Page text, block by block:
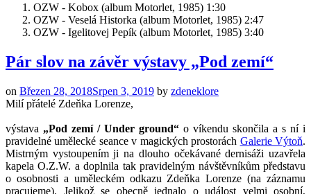
OZW - Kobox (album Motorlet, 1985) 1:30
OZW - Veselá Historka (album Motorlet, 1985) 2:47
OZW - Igelitovej Pepík (album Motorlet, 1985) 3:40
Pár slov na závěr výstavy „Pod zemí“
on Březen 28, 2018Srpen 3, 2019 by zdeneklore
Milí přátelé Zdeňka Lorenze,
výstava „Pod zemí / Under ground“ o víkendu skončila a s ní i
pravidelné umělecké seance v magických prostorách Galerie Výtoň.
Mistrným vystoupením ji na dlouho očekávané dernisáži uzavřela
kapela O.Z.W. a doplnila tak pravidelným návštěvníkům představu
o osobnosti a uměleckém odkazu Zdeňka Lorenze (na záznamu
pracujeme). Jelikož se obecně jednalo o událost velmi osobní,